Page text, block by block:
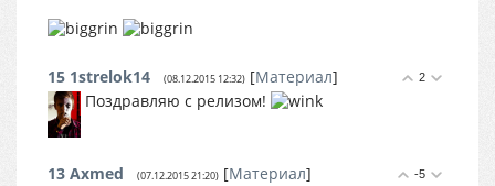
2
15 1strelok14 (08.12.2015 12:32) [Материал]
Поздравляю с релизом!
-5
13 Axmed (07.12.2015 21:20) [Материал]